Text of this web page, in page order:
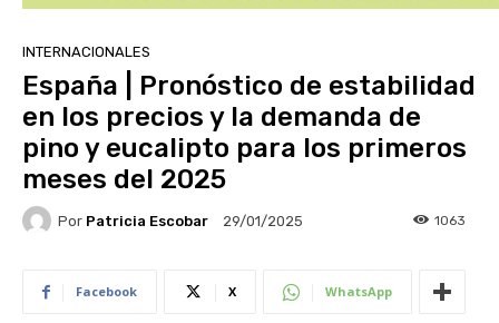
INTERNACIONALES
España | Pronóstico de estabilidad
en los precios y la demanda de
pino y eucalipto para los primeros
meses del 2025
Por Patricia Escobar 29/01/2025 1063
Facebook X WhatsApp